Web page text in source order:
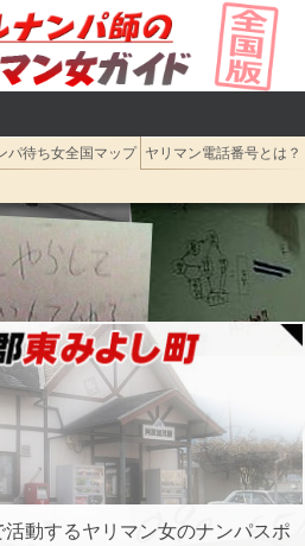
パ待ち女全国マップ ヤリマン電話番号とは？
動するヤリマン女のナンパスポ